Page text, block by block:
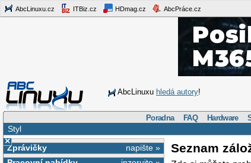
AbcLinuxu.cz ITBiz.cz HDmag.cz AbcPráce.cz
AbcLinuxu hledá autory!
Poradna FAQ Hardware
Styl
×
napište »
Zprávičky
Seznam